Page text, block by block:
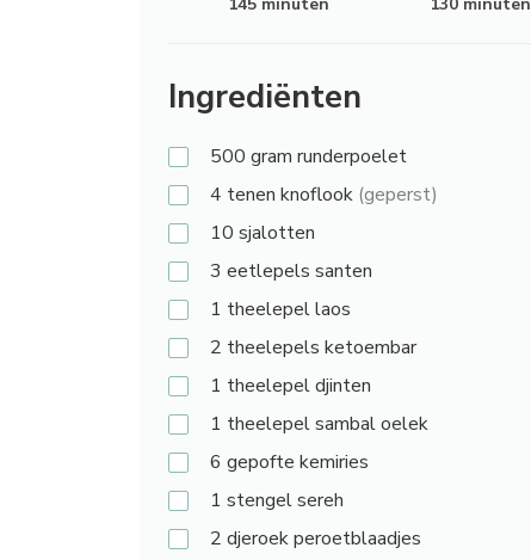
Ingrediënten
500 gram runderpoelet
4 tenen knoflook (geperst)
10 sjalotten
3 eetlepels santen
1 theelepellaos
2 theelepels ketoembar
1 theelepeldjinten
1 theelepelsambal oelek
6 gepofte kemiries
1 stengelsereh
2 djeroek peroetblaadjes